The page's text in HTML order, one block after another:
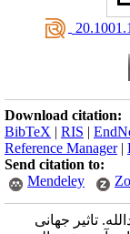
Download citation:
BibTeX | RIS |
Reference Manager|
Send citation to:
Mendeley
تاثیر جهانی